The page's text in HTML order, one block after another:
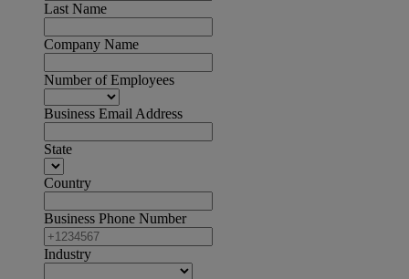
Last Name
Company Name
Number of Employees
Business Email Address
State
Country
Business Phone Number
Industry